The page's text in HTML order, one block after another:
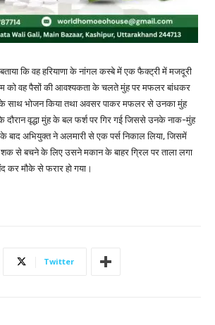
कि वह हरियाणा के नांगल कस्बे में एक फैक्ट्री में मजदूरी
को वह पैसों की आवश्यकता के चलते मुंह पर मफलर बांधकर
साथ भोजन किया तथा अवसर पाकर मफलर से उनका मुंह
दौरान वृद्धा मुंह के बल फर्श पर गिर गई जिससे उनके नाक-मुंह
बाद अभियुक्त ने अलमारी से एक पर्स निकाल लिया, जिसमें
से बचने के लिए उसने मकान के बाहर ग्रिल पर ताला लगा
कर मौके से फरार हो गया।
Twitter